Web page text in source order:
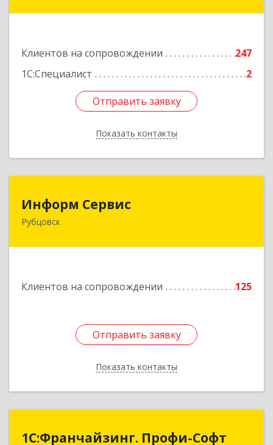
Клиентов на сопровождении
247
1С:Специалист
2
Отправить заявку
Показать контакты
Отправить заявку
Назад
Информ Сервис
Рубцовск
Клиентов на сопровождении 125
Отправить заявку
Показать контакты
658204, Алтайский край, Рубцовск г, Алтайская
Отправить заявку
Назад
1С:Франчайзинг. Профи-Софт
1С:Франчайзинг. Профи-Софт